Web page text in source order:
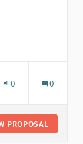
0 0
PROPOSAL